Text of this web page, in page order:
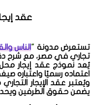
عقد
تستعرضمدونة "الناس
تجاري في مصر، مع شرح
يُعدنموذج عقد إيجار
اعتماده رسميًا واعتباره
ويُعتبر عقد الإيجار التجاري
يضمن حقوق الطرفين ويحدد